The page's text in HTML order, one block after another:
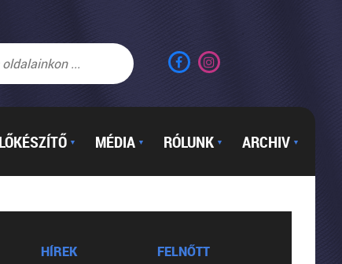
▼ MÉDIA ▼ RÓLUNK ▼ ARCHIV ▼
HÍREK
FELNŐTT